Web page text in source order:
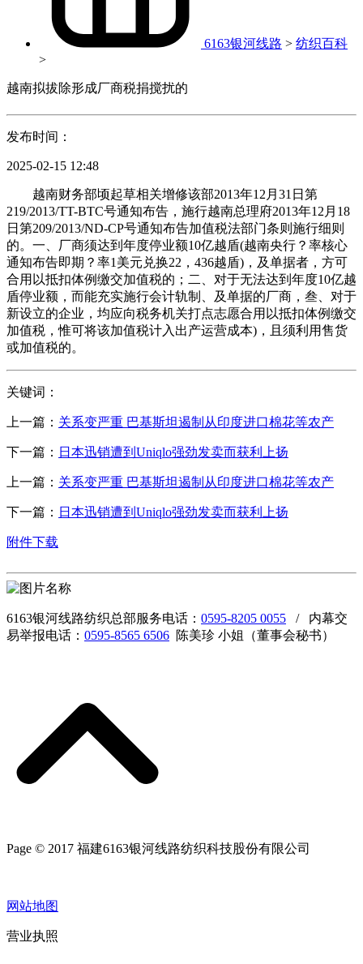
6163银河线路 > 纺织百科
>
越南拟拔除形成厂商税捐搅扰的
发布时间：
2025-02-15 12:48
越南财务部顷起草相关增修该部2013年12月31日第
219/2013/TT-BTC号通知布告，施行越南总理府2013年12月18
日第209/2013/ND-CP号通知布告加值税法部门条则施行细则
的。一、厂商须达到年度停业额10亿越盾(越南央行？率核心
通知布告即期？率1美元兑换22，436越盾)，及单据者，方可
合用以抵扣体例缴交加值税的；二、对于无法达到年度10亿越
盾停业额，而能充实施行会计轨制、及单据的厂商，叁、对于
新设立的企业，均应向税务机关打点志愿合用以抵扣体例缴交
加值税，惟可将该加值税计入出产运营成本)，且须利用售货
或加值税的。
关键词：
上一篇： 关系变严重 巴基斯坦遏制从印度进口棉花等农产
下一篇： 日本迅销遭到Uniqlo强劲发卖而获利上扬
上一篇： 关系变严重 巴基斯坦遏制从印度进口棉花等农产
下一篇： 日本迅销遭到Uniqlo强劲发卖而获利上扬
附件下载
6163银河线路纺织总部服务电话： 0595-8205 0055 / 内幕交
易举报电话： 0595-8565 6506 陈美珍 小姐（董事会秘书）
Page © 2017 福建6163银河线路纺织科技股份有限公司
网站地图
营业执照